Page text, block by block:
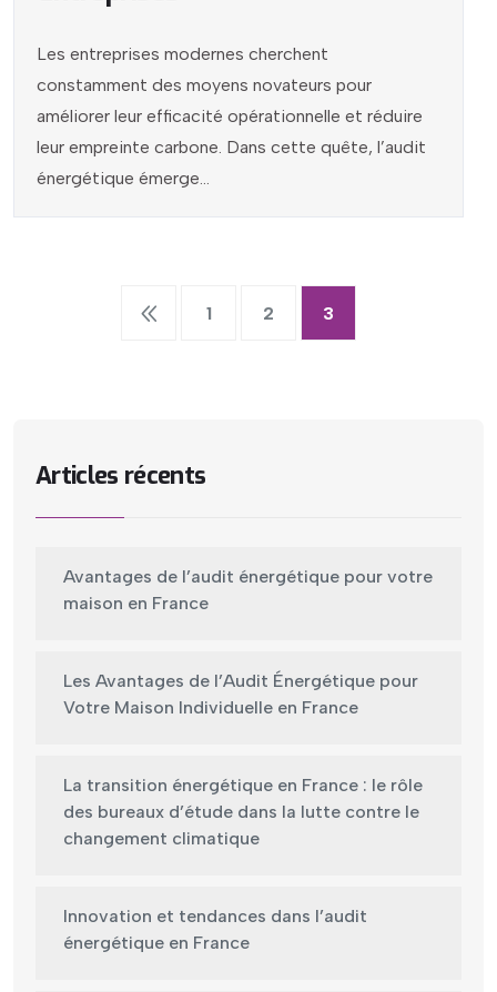
Les entreprises modernes cherchent
constamment des moyens novateurs pour
améliorer leur efficacité opérationnelle et réduire
leur empreinte carbone. Dans cette quête, l’audit
énergétique émerge...
1 2 3
Articles récents
Avantages de l’audit énergétique pour votre
maison en France
Les Avantages de l’Audit Énergétique pour
Votre Maison Individuelle en France
La transition énergétique en France : le rôle
des bureaux d’étude dans la lutte contre le
changement climatique
Innovation et tendances dans l’audit
énergétique en France